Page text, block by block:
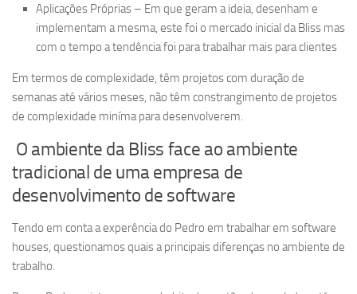
Aplicações Próprias – Em que geram a ideia, desenham e
implementam a mesma, este foi o mercado inicial da Bliss mas
com o tempo a tendência foi para trabalhar mais para clientes
Em termos de complexidade, têm projetos com duração de
semanas até vários meses, não têm constrangimento de projetos
de complexidade miníma para desenvolverem.
O ambiente da Bliss face ao ambiente
tradicional de uma empresa de
desenvolvimento de software
Tendo em conta a experência do Pedro em trabalhar em software
houses, questionamos quais a principais diferenças no ambiente de
trabalho.